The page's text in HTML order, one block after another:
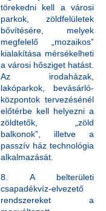
törekedni kell a városi
parkok, zöldfelületek
bővítésére, melyek
megfelelő „mozaikos”
kialakítása mérsékelheti
a városi hősziget hatást.
Az irodaházak,
lakóparkok, bevásárló-
központok tervezésénél
előtérbe kell helyezni a
zöldtetők, „zöld
balkonok”, illetve a
passzív ház technológia
alkalmazását.
8. A belterületi
csapadékvíz-elvezető
rendszereket a